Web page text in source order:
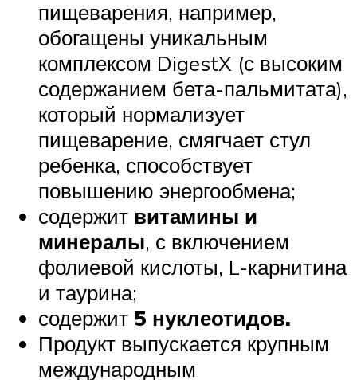
пищеварения, например,
обогащены уникальным
комплексом DigestX (с высоким
содержанием бета-пальмитата),
который нормализует
пищеварение, смягчает стул
ребенка, способствует
повышению энергообмена;
содержит витамины и
минералы, с включением
фолиевой кислоты, L-карнитина
и таурина;
содержит 5 нуклеотидов.
Продукт выпускается крупным
международным